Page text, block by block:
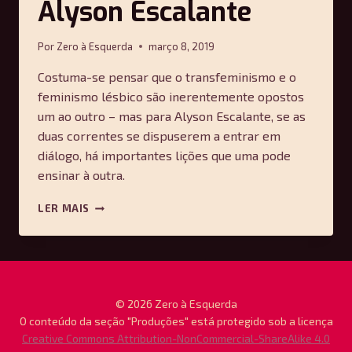
Alyson Escalante
Por Zero à Esquerda março 8, 2019
Costuma-se pensar que o transfeminismo e o
feminismo lésbico são inerentemente opostos
um ao outro – mas para Alyson Escalante, se as
duas correntes se dispuserem a entrar em
diálogo, há importantes lições que uma pode
ensinar à outra.
LER MAIS REPENSANDO
FEMINISMO
ESCALANTE
© 2026 Zero à Esquerda
O conteúdo da seção "Produções" está protegido sob a licença
Creative Commons Attribution-NonCommercial-ShareAlike 4.0